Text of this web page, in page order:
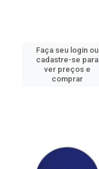
Faça seu login ou
cadastre-se para
ver preços e
comprar